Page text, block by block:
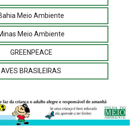
Meio Ambiente
Meio Ambiente
GREENPEACE
AVES BRASILEIRAS